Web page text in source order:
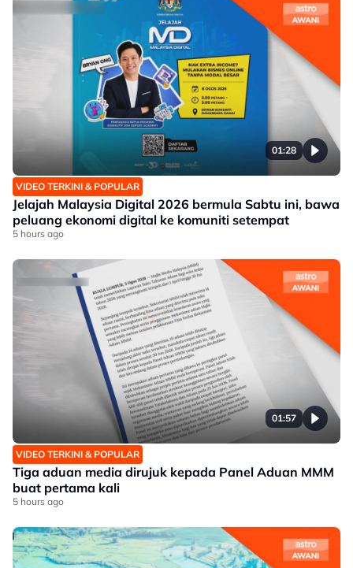
01:28
VIDEO TERKINI & POPULAR
Jelajah Malaysia Digital 2026 bermula Sabtu ini, bawa
peluang ekonomi digital ke komuniti setempat
5 hours ago
01:57
VIDEO TERKINI & POPULAR
Tiga aduan media dirujuk kepada Panel Aduan MMM
buat pertama kali
5 hours ago